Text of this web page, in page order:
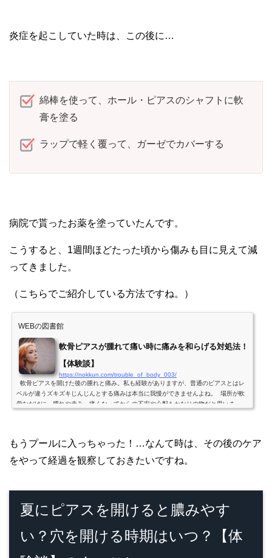
炎症を起こしていた時は、この後に…
綿棒を使って、ホール・ピアスのシャフトに軟
膏を塗る
ラップで軽く覆って、ガーゼでカバーする
病院で貰ったお薬を塗っていたんです。
こうすると、1週間ほどたった頃から傷みも目に見えて減
ってきました。
（こちらでご紹介している方法ですね。）
WEBの図書館
軟骨ピアスが腫れて痛い時に痛みを和らげる対処法！
【体験談】
https://nokkun.com/trouble_of_body_003/
軟骨ピアスを開けた後の腫れと痛み。私も経験がありますが、普通のピアスとはレ
ベルが違うズキズキじんじんとする痛みは本当に我慢ができませんよね。 場所が軟
骨なだけに、腫れや赤み、痛くなってからの不安や心配もかなりの物だと思いま
もうプールに入っちゃった！…なんて時は、その後のケア
をやって経過を観察しておきたいですね。
夏にピアスを開けると膿みやす
い？穴を開ける時期はいつ？【体